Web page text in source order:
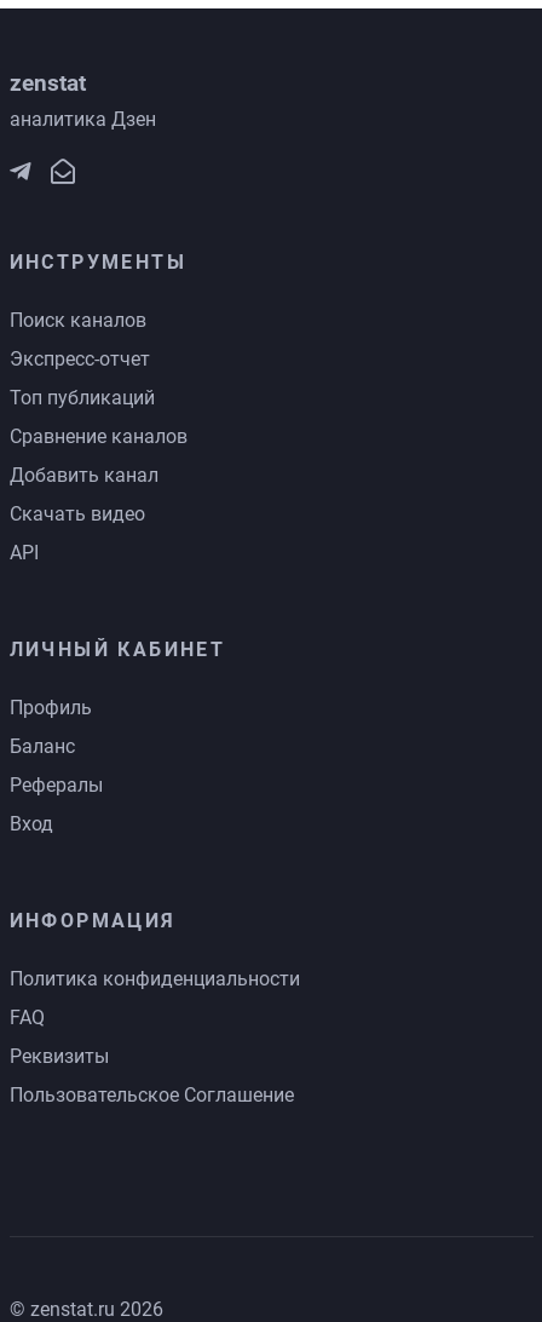
zenstat
аналитика Дзен
ИНСТРУМЕНТЫ
Поиск каналов
Экспресс-отчет
Топ публикаций
Сравнение каналов
Добавить канал
Скачать видео
API
ЛИЧНЫЙ КАБИНЕТ
Профиль
Баланс
Рефералы
Вход
ИНФОРМАЦИЯ
Политика конфиденциальности
FAQ
Реквизиты
Пользовательское Соглашение
© zenstat.ru 2026